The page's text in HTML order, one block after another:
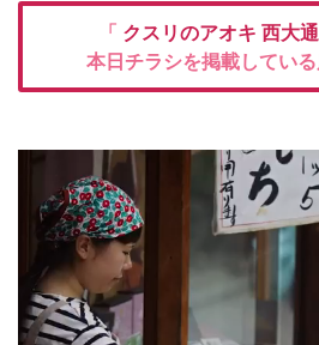
「 クスリのアオキ 西大
本日チラシを掲載してい